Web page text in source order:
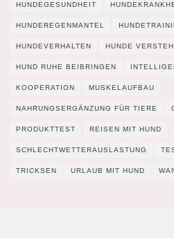
HUNDEGESUNDHEIT
HUNDEREGENMANTEL
HUNDEVERHALTEN HUNDE
HUND RUHE BEIBRINGEN
KOOPERATION MUSKELAUFBAU
NAHRUNGSERGÄNZUNG FÜR TIERE
PRODUKTTEST REISEN MIT HUND
SCHLECHTWETTERAUSLASTUNG
TRICKSEN URLAUB MIT HUND